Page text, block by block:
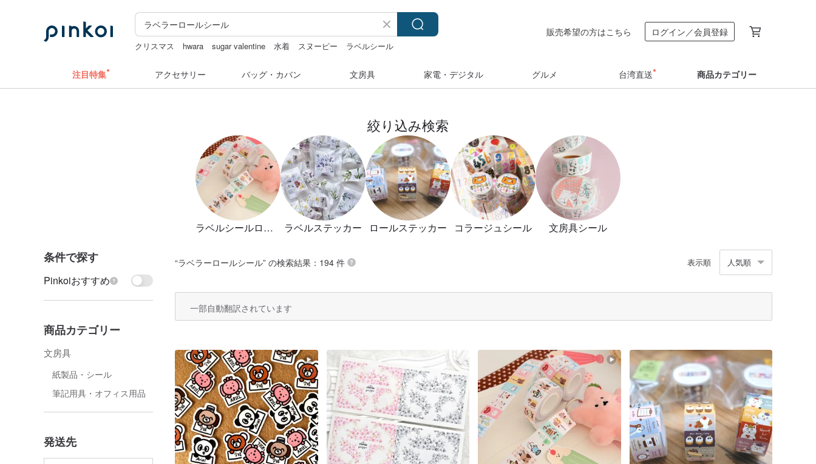
クリスマス hwara sugar valentine 水着 スヌーピー
ラベルシール
販売希望の方はこちら ログイン／会員登録
注目特集 アクセサリー バッグ・カバン 文房具 家電・デジタル グルメ 台湾直送 商品カテゴリー
絞り込み検索
ラベルシールロール ラベルステッカー ロールステッカー コラージュシール 文房具シール
条件で探す
Pinkoiおすすめ
商品カテゴリー
文房具
紙製品・シール
筆記用具・オフィス用品
発送先
“ラベラーロールシール” の検索結果：194 件 表示順 人気順
一部自動翻訳されています